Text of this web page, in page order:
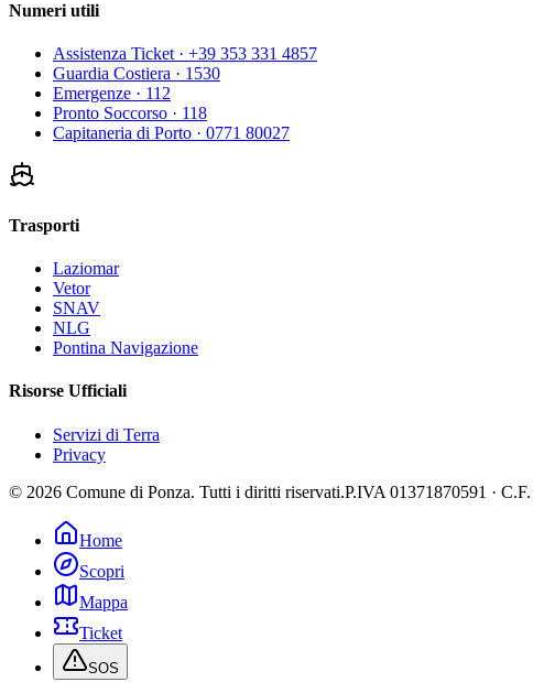
Numeri utili
Assistenza Ticket· +39 353 331 4857
Guardia Costiera · 1530
Emergenze · 112
Pronto Soccorso · 118
Capitaneria di Porto · 0771 80027
Trasporti
Laziomar
Vetor
SNAV
NLG
Pontina Navigazione
Risorse Ufficiali
Servizi di Terra
Privacy
© 2026 Comune di Ponza. Tutti i diritti riservati.P.IVA 01371870591 · C.F.
Home
Scopri
Mappa
Ticket
SOS